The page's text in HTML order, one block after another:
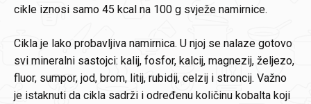
cikle iznosi samo 45 kcal na 100 g svježe namirnice.
Cikla je lako probavljiva namirnica. U njoj se nalaze gotovo
svi mineralni sastojci: kalij, fosfor, kalcij, magnezij, željezo,
fluor, sumpor, jod, brom, litij, rubidij, celzij i stroncij. Važno
je istaknuti da cikla sadrži i određenu količinu kobalta koji